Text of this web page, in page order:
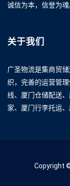
诚信为本，信誉为魂
关于我们
广圣物流是集商贸
织，完善的运营管
线、厦门仓储配送
家、厦门行李托运
Copyright